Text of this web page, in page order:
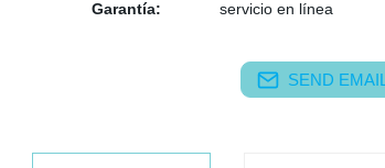
Garantía:
servicio en línea
SEND